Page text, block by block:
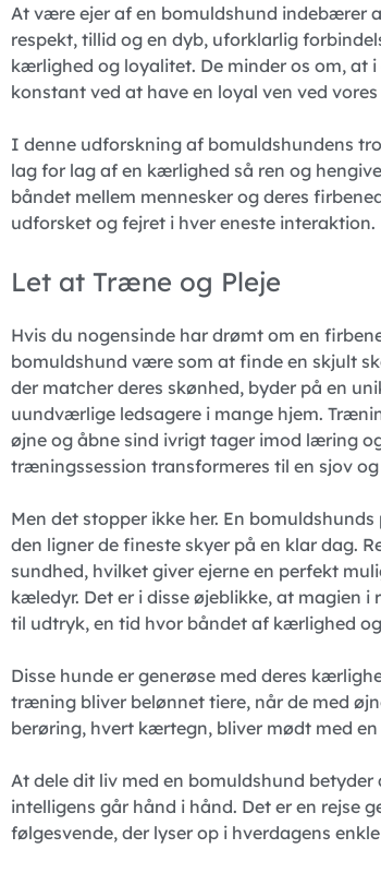
At være ejer af en bomuldshund indebærer
respekt, tillid og en dyb, uforklarlig
kærlighed og loyalitet. De minder os om, at
konstant ved at have en loyal ven ved vores
I denne udforskning af bomuldshundens
lag for lag af en kærlighed så ren og
båndet mellem mennesker og deres
udforsket og fejret i hver eneste interaktion.
Let at Træne og Pleje
Hvis du nogensinde har drømt om en
bomuldshund være som at finde en skjult
der matcher deres skønhed, byder på en
uundværlige ledsagere i mange hjem.
øjne og åbne sind ivrigt tager imod læring
træningssession transformeres til en sjov
Men det stopper ikke her. En
den ligner de fineste skyer på en klar dag.
sundhed, hvilket giver ejerne en perfekt
kæledyr. Det er i disse øjeblikke, at magien
til udtryk, en tid hvor båndet af kærlighed
Disse hunde er generøse med deres
træning bliver belønnet tiere, når de med
berøring, hvert kærtegn, bliver mødt med
At dele dit liv med en bomuldshund
intelligens går hånd i hånd. Det er en rejse
følgesvende, der lyser op i hverdagens